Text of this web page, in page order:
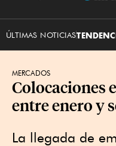
ÚLTIMAS NOTICIAS
MERCADOS
Colocaciones
entre enero y
La llegada de